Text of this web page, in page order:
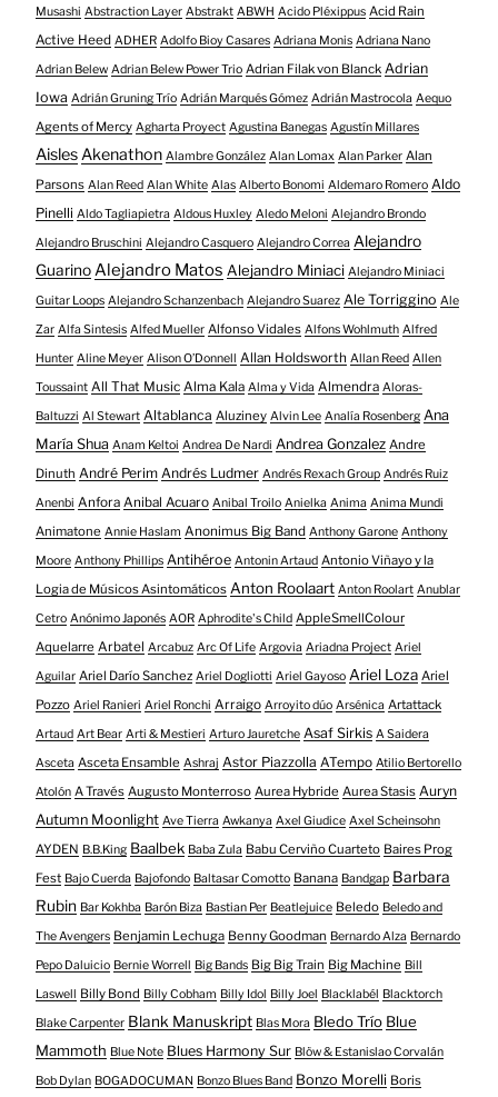
Musashi Abstraction Layer Abstrakt ABWH Acido Pléxippus Acid Rain
Active Heed ADHER Adolfo Bioy Casares Adriana Monis Adriana Nano
Adrian Belew Adrian Belew Power Trio Adrian Filak von Blanck Adrian
Iowa Adrián Gruning Trío Adrián Marqués Gómez Adrián Mastrocola Aequo
Agents of Mercy Agharta Proyect Agustina Banegas Agustín Millares
AislesAkenathon Alambre González Alan Lomax Alan Parker Alan
Parsons Alan Reed Alan White Alas Alberto Bonomi Aldemaro Romero Aldo
Pinelli Aldo Tagliapietra Aldous Huxley Aledo Meloni Alejandro Brondo
Alejandro Bruschini Alejandro Casquero Alejandro Correa Alejandro
GuarinoAlejandro Matos Alejandro Miniaci Alejandro Miniaci
Guitar Loops Alejandro Schanzenbach Alejandro Suarez Ale Torriggino Ale
Zar Alfa Sintesis Alfed Mueller Alfonso Vidales Alfons Wohlmuth Alfred
Hunter Aline Meyer Alison O​’​Donnell Allan Holdsworth Allan Reed Allen
Toussaint All That Music Alma Kala Alma y Vida Almendra Aloras-
Baltuzzi Al Stewart Altablanca Aluziney Alvin Lee Analía Rosenberg Ana
María Shua Anam Keltoi Andrea De Nardi Andrea Gonzalez Andre
Dinuth André Perim Andrés Ludmer Andrés Rexach Group Andrés Ruiz
Anenbi Anfora Anibal Acuaro Anibal Troilo Anielka Anima Anima Mundi
Animatone Annie Haslam Anonimus Big Band Anthony Garone Anthony
Moore Anthony Phillips Antihéroe Antonin Artaud Antonio Viñayo y la
Logia de Músicos Asintomáticos Anton Roolaart Anton Roolart Anublar
Cetro Anónimo Japonés AOR Aphrodite's Child AppleSmellColour
Aquelarre Arbatel Arcabuz Arc Of Life Argovia Ariadna Project Ariel
Aguilar Ariel Darío Sanchez Ariel Dogliotti Ariel Gayoso Ariel Loza Ariel
Pozzo Ariel Ranieri Ariel Ronchi Arraigo Arroyito dúo Arsénica Artattack
Artaud Art Bear Arti & Mestieri Arturo Jauretche Asaf Sirkis A Saidera
Asceta Asceta Ensamble Ashraj Astor Piazzolla ATempo Atilio Bertorello
Atolón A Través Augusto Monterroso Aurea Hybride Aurea Stasis Auryn
Autumn Moonlight Ave Tierra Awkanya Axel Giudice Axel Scheinsohn
AYDEN B.B.King Baalbek Baba Zula Babu Cerviño Cuarteto Baires Prog
Fest Bajo Cuerda Bajofondo Baltasar Comotto Banana Bandgap Barbara
Rubin Bar Kokhba Barón Biza Bastian Per Beatlejuice Beledo Beledo and
The Avengers Benjamin Lechuga Benny Goodman Bernardo Alza Bernardo
Pepo Daluicio Bernie Worrell Big Bands Big Big Train Big Machine Bill
Laswell
Billy Bond Billy Cobham Billy Idol Billy Joel Blacklabél Blacktorch
Blake Carpenter Blank Manuskript Blas Mora Bledo Trío Blue
Mammoth Blue Note Blues Harmony Sur Blöw & Estanislao Corvalán
Bob Dylan BOGADOCUMAN Bonzo Blues Band Bonzo Morelli Boris